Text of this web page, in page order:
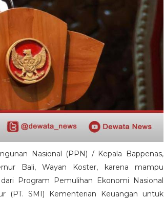
Nasional (PPN) / Kepala Bappenas,
Bali, Wayan Koster, karena mampu
Program Pemulihan Ekonomi Nasional
(PT. SMI) Kementerian Keuangan untuk